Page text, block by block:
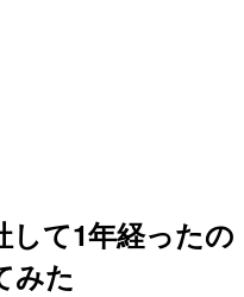
して1年経ったの
みた